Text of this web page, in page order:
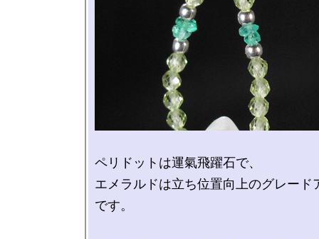
ペリドットは運氣飛躍石で、
エメラルドは立ち位置向上のグレード
です。